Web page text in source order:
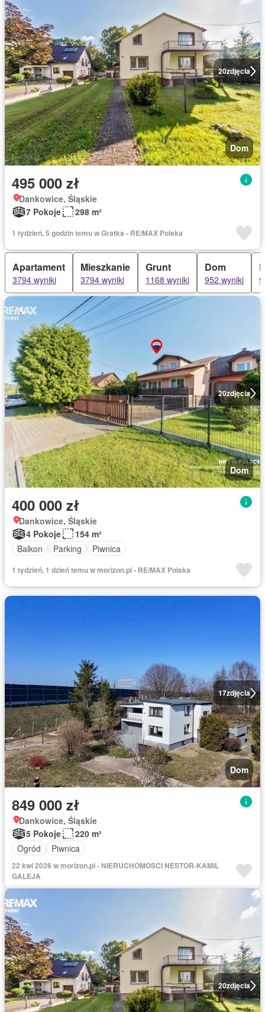
20zdjęcia
Dom
495 000 zł
Dankowice, Śląskie
7 Pokoje
298 m²
1 tydzień, 5 godzin temu w Gratka - RE/MAX Polska
Apartament
3794 wyniki
Mieszkanie
3794 wyniki
Grunt
1168 wyniki
Dom
952 wyniki
20zdjęcia
Dom
400 000 zł
Dankowice, Śląskie
4 Pokoje
154 m²
Balkon
Parking Piwnica
1 tydzień, 1 dzień temu w morizon.pl - RE/MAX Polska
17zdjęcia
Dom
849 000 zł
Dankowice, Śląskie
5 Pokoje
220 m²
Ogród
Piwnica
22 kwi 2026 w morizon.pl - NIERUCHOMOSCI NESTOR-KAMIL
GALEJA
20zdjęcia